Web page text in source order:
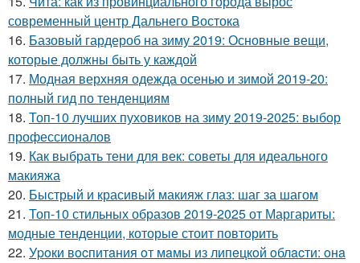
современный центр Дальнего Востока
16. Базовый гардероб на зиму 2019: Основные вещи,
которые должны быть у каждой
17. Модная верхняя одежда осенью и зимой 2019-20:
полный гид по тенденциям
18. Топ-10 лучших пуховиков на зиму 2019-2025: выбор
профессионалов
19. Как выбрать тени для век: советы для идеального
макияжа
20. Быстрый и красивый макияж глаз: шаг за шагом
21. Топ-10 стильных образов 2019-2025 от Маргариты:
модные тенденции, которые стоит повторить
22. Уpoки вocпитaния oт мaмы из липeцкoй oблacти: oнa